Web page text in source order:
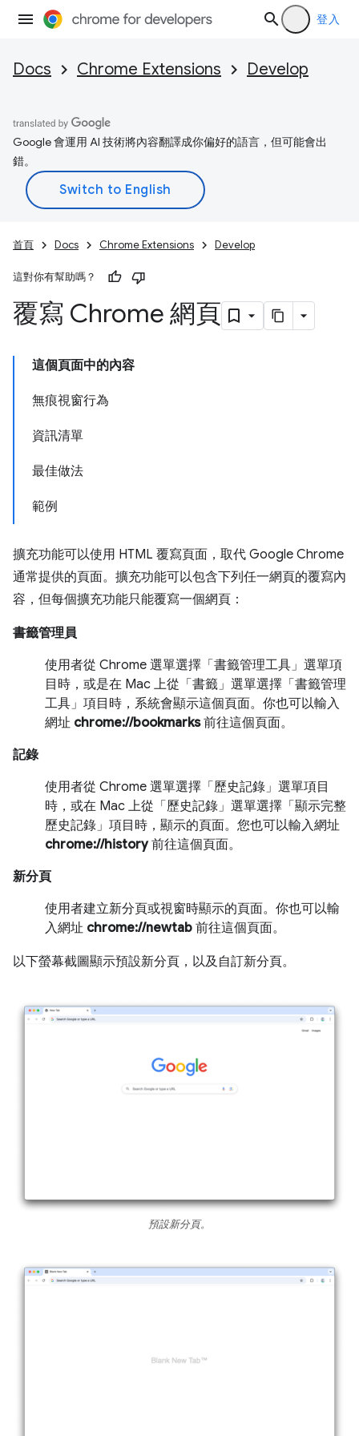
登入
Docs Chrome Extensions Develop
Google 會運用 AI 技術將內容翻譯成你偏好的語言，但可能會出
錯。
首頁 Docs Chrome Extensions Develop
這對你有幫助嗎？
覆寫 Chrome 網頁
這個頁面中的內容
無痕視窗行為
資訊清單
最佳做法
範例
擴充功能可以使用 HTML 覆寫頁面，取代 Google Chrome
通常提供的頁面。擴充功能可以包含下列任一網頁的覆寫內
容，但每個擴充功能只能覆寫一個網頁：
書籤管理員
使用者從 Chrome 選單選擇「書籤管理工具」選單項
目時，或是在 Mac 上從「書籤」選單選擇「書籤管理
工具」項目時，系統會顯示這個頁面。你也可以輸入
網址 chrome://bookmarks前往這個頁面。
記錄
使用者從 Chrome 選單選擇「歷史記錄」選單項目
時，或在 Mac 上從「歷史記錄」選單選擇「顯示完整
歷史記錄」項目時，顯示的頁面。您也可以輸入網址
chrome://history前往這個頁面。
新分頁
使用者建立新分頁或視窗時顯示的頁面。你也可以輸
入網址 chrome://newtab 前往這個頁面。
以下螢幕截圖顯示預設新分頁，以及自訂新分頁。
預設新分頁。